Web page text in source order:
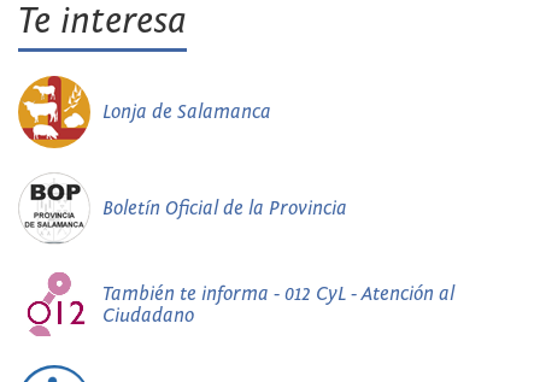
Te interesa
Lonja de Salamanca
Boletín Oficial de la Provincia
También te informa - 012 CyL - Atención al
Ciudadano